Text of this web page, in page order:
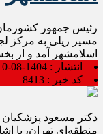
مسیر ریلی به مرکز
اسلامشهر آمد و از
انتشار : 1404-08-10 - ۱۳:۲۹
کد خبر : 8413
دکتر مسعود پزشکیان
منطقه‌ای تهران، با